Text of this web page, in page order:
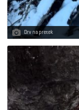
Drv na pretek